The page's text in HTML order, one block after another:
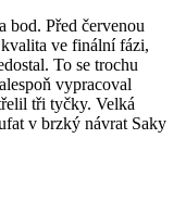
bod. Před červenou
ve finální fázi,
To se trochu
vypracoval
tři tyčky. Velká
v brzký návrat Saky